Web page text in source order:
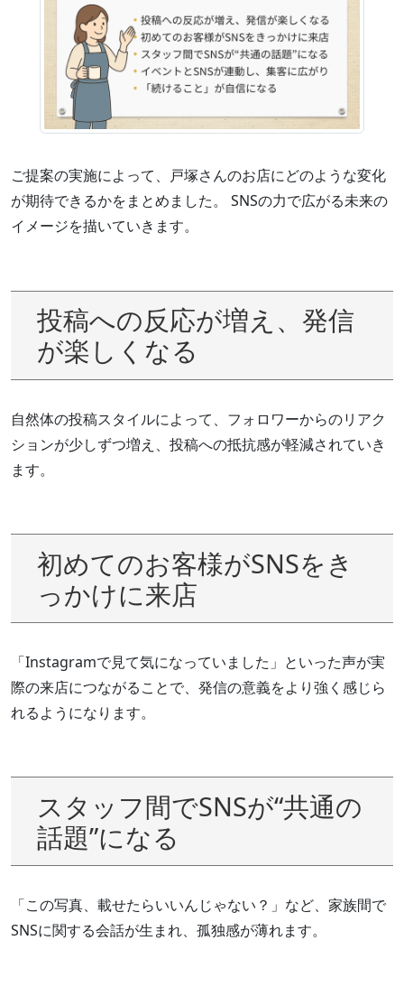
ご提案の実施によって、戸塚さんのお店にどのような変化
が期待できるかをまとめました。 SNSの力で広がる未来の
イメージを描いていきます。
投稿への反応が増え、発信
が楽しくなる
自然体の投稿スタイルによって、フォロワーからのリアク
ションが少しずつ増え、投稿への抵抗感が軽減されていき
ます。
初めてのお客様がSNSをき
っかけに来店
「Instagramで見て気になっていました」といった声が実
際の来店につながることで、発信の意義をより強く感じら
れるようになります。
スタッフ間でSNSが“共通の
話題”になる
「この写真、載せたらいいんじゃない？」など、家族間で
SNSに関する会話が生まれ、孤独感が薄れます。